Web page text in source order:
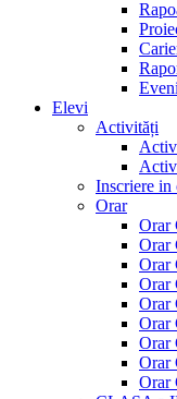
Elevi
Activități
Inscriere in
Orar
Orar
Orar
Orar
Orar
Orar
Orar
Orar
Orar
Orar